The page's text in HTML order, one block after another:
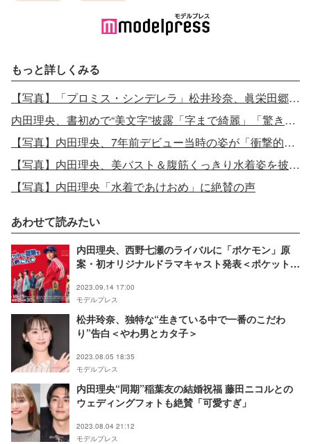
もっと詳しくみる
【写真】「プロミス・シンデレラ」松井玲奈、眞栄田郷敦に衝撃の行動「震えが止まらない」
内田理央、書初めで“美文字”披露「字まで綺麗」「驚きの上手さ」と反響
【写真】内田理央、7年前デビュー当時の姿が「衝撃的」と話題「別人みたい」の声に本人コメント
【写真】内田理央、美バスト＆腹筋くっきり水着姿を披露「理想のスタイル」「腹筋セクシー」の声
【写真】内田理央「水着であけおめ」に絶賛の声
あわせて読みたい
内田理央、西野七瀬のライバルに「ポケモン」原
案・初オリジナルドラマキャスト発表＜ポケットに
2023.09.14 17:00
モデルプレス
松井玲奈、独特な“生きている中で一番のこだわ
り”告白＜やわ男とカタ子＞
2023.08.05 18:35
モデルプレス
内田理央“同期”稲葉友の結婚祝福 藤田ニコルとの
ウェディングフォトも絶賛「可愛すぎ」
2023.08.04 21:12
モデルプレス